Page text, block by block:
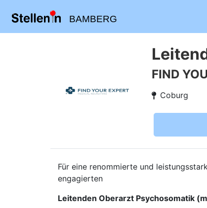
BAMBERG
FIND
Coburg
Für eine renommierte und
engagierten
Leitenden Oberarzt Psychosomatik